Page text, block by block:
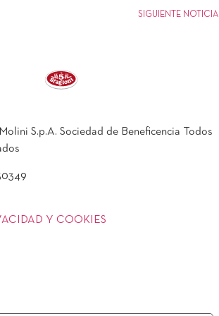
SIGUIENTE NOTICIA
S.p.A. Sociedad de Beneficencia Todos
Y COOKIES